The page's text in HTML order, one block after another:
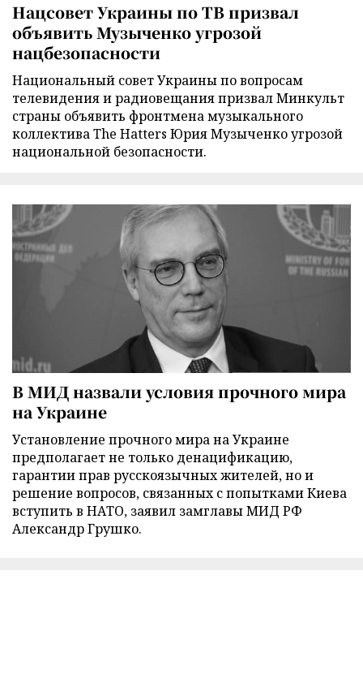
Нацсовет Украины по ТВ призвал
объявить Музыченко угрозой
нацбезопасности
Национальный совет Украины по вопросам
телевидения и радиовещания призвал Минкульт
страны объявить фронтмена музыкального
коллектива The Hatters Юрия Музыченко угрозой
национальной безопасности.
В МИД назвали условия прочного мира
на Украине
Установление прочного мира на Украине
предполагает не только денацификацию,
гарантии прав русскоязычных жителей, но и
решение вопросов, связанных с попытками Киева
вступить в НАТО, заявил замглавы МИД РФ
Александр Грушко.